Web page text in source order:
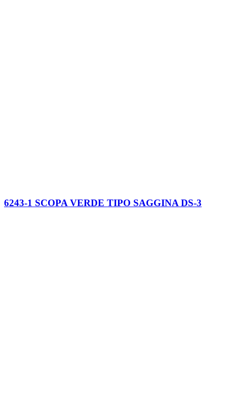
6243-1 SCOPA VERDE TIPO SAGGINA DS-3